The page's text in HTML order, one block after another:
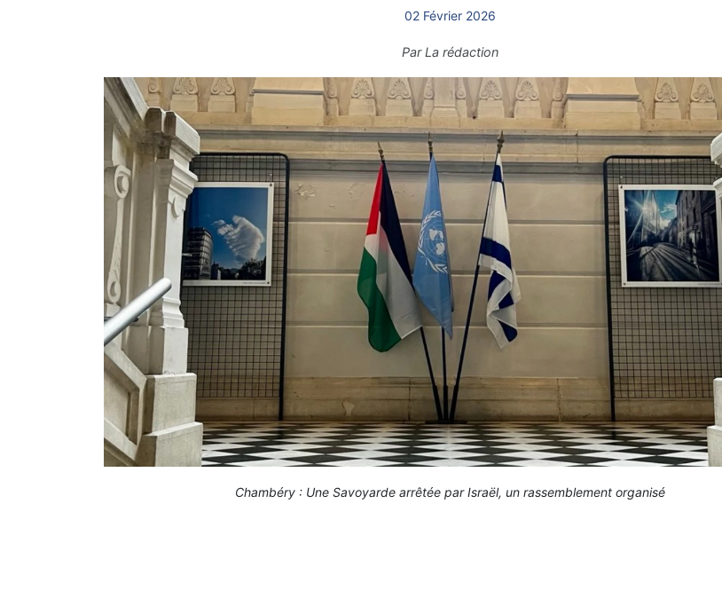
02 Février 2026
ParLa rédaction
Chambéry : Une Savoyarde arrêtée par Israël, un rassemblement organisé